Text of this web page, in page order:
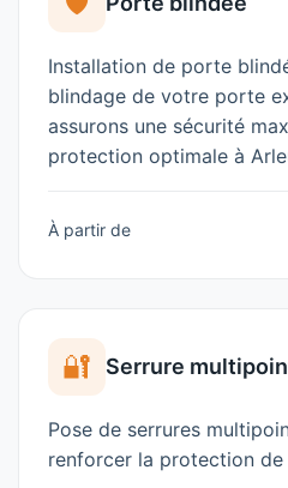
Installation de porte
blindage de votre porte
assurons une sécurité
protection optimale à
À partir de
🔐 Serrure
Pose de serrures
renforcer la protection